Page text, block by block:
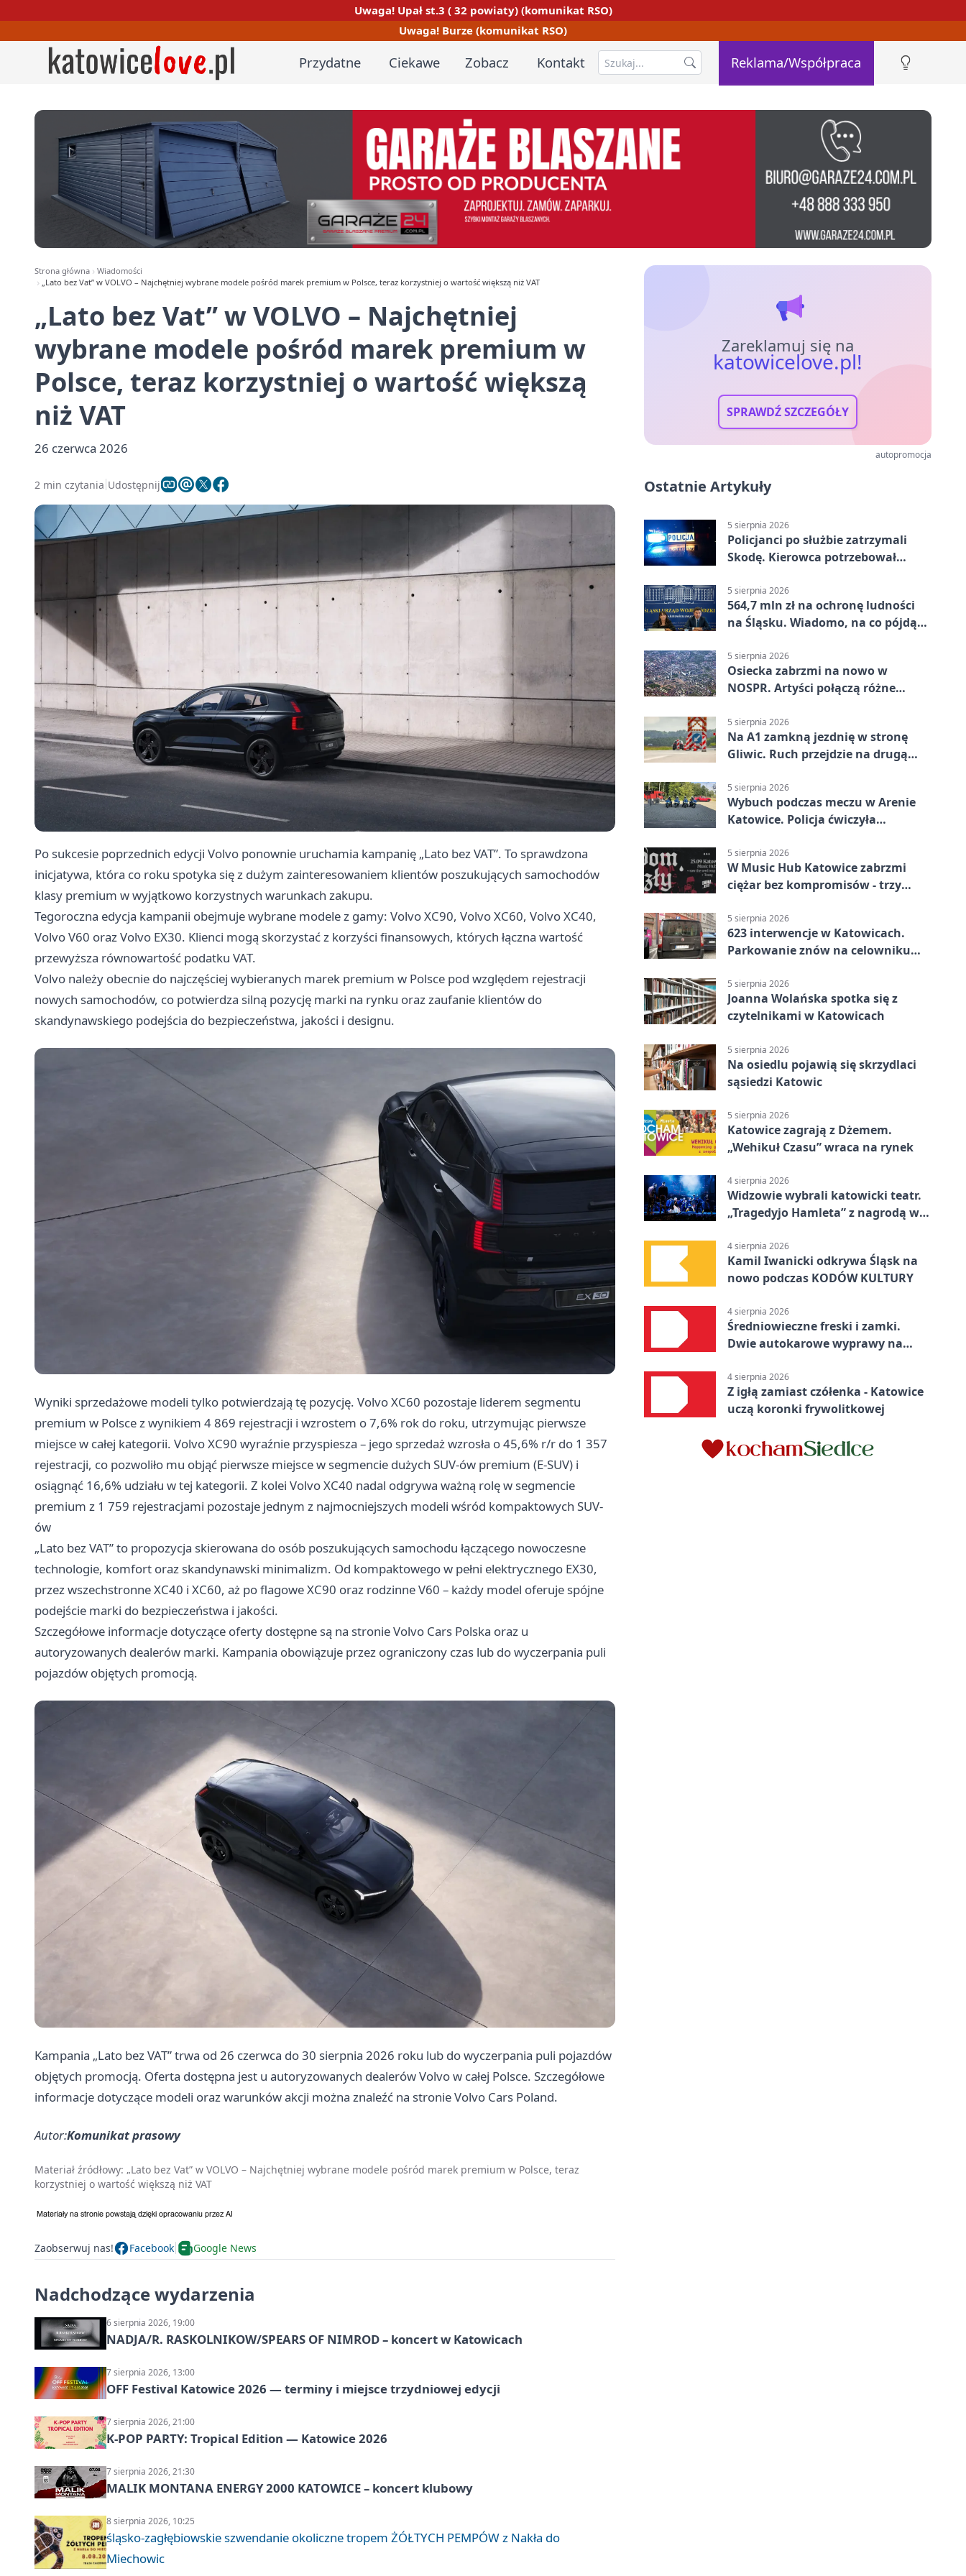
Uwaga! Upał st.3 ( 32 powiaty) (komunikat RSO)
Uwaga! Burze (komunikat RSO)
Przydatne Ciekawe Zobacz Kontakt Reklama/Współpraca
Strona główna
Wiadomości
„Lato bez Vat” w VOLVO – Najchętniej wybrane modele pośród marek premium w Polsce, teraz korzystniej o wartość większą niż VAT
„Lato bez Vat” w VOLVO – Najchętniej
wybrane modele pośród marek premium w
Polsce, teraz korzystniej o wartość większą
niż VAT
26 czerwca 2026
2 min czytania Udostępnij
Po sukcesie poprzednich edycji Volvo ponownie uruchamia kampanię „Lato bez VAT”. To sprawdzona
inicjatywa, która co roku spotyka się z dużym zainteresowaniem klientów poszukujących samochodów
klasy premium w wyjątkowo korzystnych warunkach zakupu.
Tegoroczna edycja kampanii obejmuje wybrane modele z gamy: Volvo XC90, Volvo XC60, Volvo XC40,
Volvo V60 oraz Volvo EX30. Klienci mogą skorzystać z korzyści finansowych, których łączna wartość
przewyższa równowartość podatku VAT.
Volvo należy obecnie do najczęściej wybieranych marek premium w Polsce pod względem rejestracji
nowych samochodów, co potwierdza silną pozycję marki na rynku oraz zaufanie klientów do
skandynawskiego podejścia do bezpieczeństwa, jakości i designu.
Wyniki sprzedażowe modeli tylko potwierdzają tę pozycję. Volvo XC60 pozostaje liderem segmentu
premium w Polsce z wynikiem 4 869 rejestracji i wzrostem o 7,6% rok do roku, utrzymując pierwsze
miejsce w całej kategorii. Volvo XC90 wyraźnie przyspiesza – jego sprzedaż wzrosła o 45,6% r/r do 1 357
rejestracji, co pozwoliło mu objąć pierwsze miejsce w segmencie dużych SUV-ów premium (E-SUV) i
osiągnąć 16,6% udziału w tej kategorii. Z kolei Volvo XC40 nadal odgrywa ważną rolę w segmencie
premium z 1 759 rejestracjami pozostaje jednym z najmocniejszych modeli wśród kompaktowych SUV-
ów
„Lato bez VAT” to propozycja skierowana do osób poszukujących samochodu łączącego nowoczesne
technologie, komfort oraz skandynawski minimalizm. Od kompaktowego w pełni elektrycznego EX30,
przez wszechstronne XC40 i XC60, aż po flagowe XC90 oraz rodzinne V60 – każdy model oferuje spójne
podejście marki do bezpieczeństwa i jakości.
Szczegółowe informacje dotyczące oferty dostępne są na stronie Volvo Cars Polska oraz u
autoryzowanych dealerów marki. Kampania obowiązuje przez ograniczony czas lub do wyczerpania puli
pojazdów objętych promocją.
Kampania „Lato bez VAT” trwa od 26 czerwca do 30 sierpnia 2026 roku lub do wyczerpania puli pojazdów
objętych promocją. Oferta dostępna jest u autoryzowanych dealerów Volvo w całej Polsce. Szczegółowe
informacje dotyczące modeli oraz warunków akcji można znaleźć na stronie Volvo Cars Poland.
Autor:Komunikat prasowy
Materiał źródłowy: „Lato bez Vat” w VOLVO – Najchętniej wybrane modele pośród marek premium w Polsce, teraz
korzystniej o wartość większą niż VAT
Zaobserwuj nas! Facebook Google News
Nadchodzące wydarzenia
6 sierpnia 2026, 19:00
NADJA/R. RASKOLNIKOW/SPEARS OF NIMROD – koncert w Katowicach
7 sierpnia 2026, 13:00
OFF Festival Katowice 2026 — terminy i miejsce trzydniowej edycji
7 sierpnia 2026, 21:00
K-POP PARTY: Tropical Edition — Katowice 2026
7 sierpnia 2026, 21:30
MALIK MONTANA ENERGY 2000 KATOWICE – koncert klubowy
8 sierpnia 2026, 10:25
śląsko-zagłębiowskie szwendanie okoliczne tropem ŻÓŁTYCH PEMPÓW z Nakła do
Miechowic
Zareklamuj się na
katowicelove.pl!
SPRAWDŹ SZCZEGÓŁY
autopromocja
Ostatnie Artykuły
5 sierpnia 2026
Policjanci po służbie zatrzymali
Skodę. Kierowca potrzebował
5 sierpnia 2026
564,7 mln zł na ochronę ludności
na Śląsku. Wiadomo, na co pójdą
5 sierpnia 2026
Osiecka zabrzmi na nowo w
NOSPR. Artyści połączą różne
5 sierpnia 2026
Na A1 zamkną jezdnię w stronę
Gliwic. Ruch przejdzie na drugą
5 sierpnia 2026
Wybuch podczas meczu w Arenie
Katowice. Policja ćwiczyła
5 sierpnia 2026
W Music Hub Katowice zabrzmi
ciężar bez kompromisów - trzy
5 sierpnia 2026
623 interwencje w Katowicach.
Parkowanie znów na celowniku
5 sierpnia 2026
Joanna Wolańska spotka się z
czytelnikami w Katowicach
5 sierpnia 2026
Na osiedlu pojawią się skrzydlaci
sąsiedzi Katowic
5 sierpnia 2026
Katowice zagrają z Dżemem.
„Wehikuł Czasu” wraca na rynek
4 sierpnia 2026
Widzowie wybrali katowicki teatr.
„Tragedyjo Hamleta” z nagrodą w
4 sierpnia 2026
Kamil Iwanicki odkrywa Śląsk na
nowo podczas KODÓW KULTURY
4 sierpnia 2026
Średniowieczne freski i zamki.
Dwie autokarowe wyprawy na
4 sierpnia 2026
Z igłą zamiast czółenka - Katowice
uczą koronki frywolitkowej